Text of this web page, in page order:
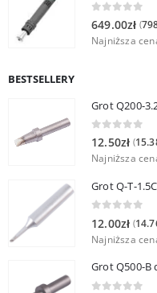
649.00zł (
Najniższa
BESTSELLERY
Grot Q200-
0out of 5
12.50zł (
Najniższa
12.00zł (
Najniższa
Grot Q500-B